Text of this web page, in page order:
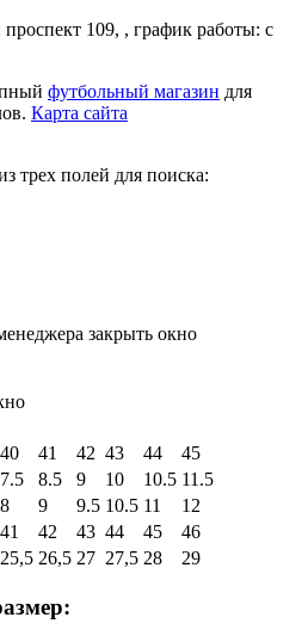
109, , график работы: с
футбольный магазин для
Карта сайта
трех полей для поиска:
закрыть окно
40 41 42 43 44
45
7.5 8.5 9 10 10.5 11.5
8 9 9.5 10.5 11
12
41 42 43 44 45
46
25,5 26,5 27 27,5 28 29